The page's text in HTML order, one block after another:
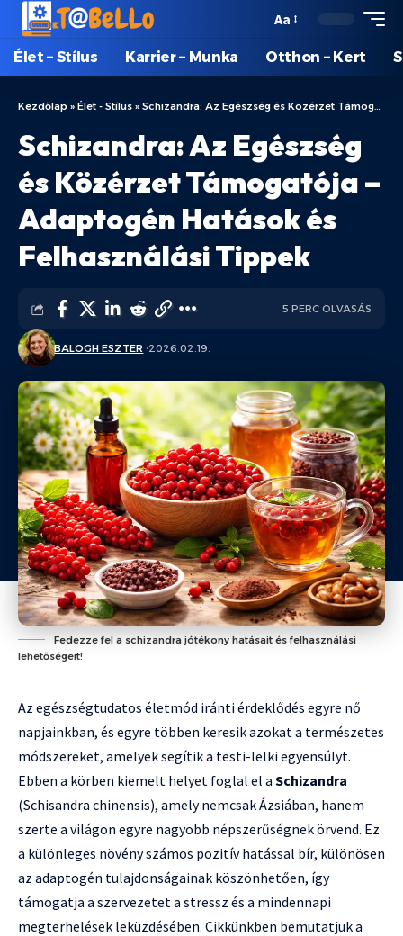
Aa
Élet – Stílus Karrier – Munka Otthon – Kert
Kezdőlap » Élet - Stílus » Schizandra: Az Egészség és Közérzet Támogatója – Adaptogén Hatások és Felhasználási Tippek
Schizandra: Az Egészség
és Közérzet Támogatója –
Adaptogén Hatások és
Felhasználási Tippek
BALOGH ESZTER 2026.02.19.
5 PERC OLVASÁS
Fedezze fel a schizandra jótékony hatásait és felhasználási
lehetőségeit!
Az egészségtudatos életmód iránti érdeklődés egyre nő
napjainkban, és egyre többen keresik azokat a természetes
módszereket, amelyek segítik a testi-lelki egyensúlyt.
Ebben a körben kiemelt helyet foglal el a Schizandra
(Schisandra chinensis), amely nemcsak Ázsiában, hanem
szerte a világon egyre nagyobb népszerűségnek örvend. Ez
a különleges növény számos pozitív hatással bír, különösen
az adaptogén tulajdonságainak köszönhetően, így
támogatja a szervezetet a stressz és a mindennapi
megterhelések leküzdésében. Cikkünkben bemutatjuk a